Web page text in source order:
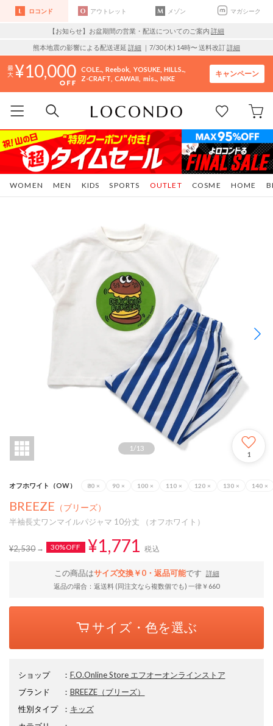
ロコンド アウトレット メゾン マガシーク
【お知らせ】お盆期間の営業・配送についてのご案内 詳細
熊本地震の影響による配送遅延 詳細 ｜7/30 (木) 14時〜 送料改訂詳細
10,000 COLE.. Reebok YOSUKE HILLS..
Z-CRAFT CAWAII mis.. NIKE
キャンペーン
WOMEN MEN KIDS SPORTS COSME HOME
OUTLET
1 /13
1
オフホワイト（OW） 80 × 90 × 100 × 110 × 120 × 130 × 140 ×
BREEZE （ブリーズ）
半袖長丈ワンマイルパジャマ 10分丈 （オフホワイト）
¥2,530 30%OFF ¥1,771 税込
この商品はサイズ交換￥0・返品可能です
詳細
返品の場合：返送料 (同注文なら複数個でも) 一律￥660
サイズ・色を選ぶ
ショップ ： F.O.Online Store エフオーオンラインストア
ブランド
： BREEZE（ブリーズ）
性別タイプ
： キッズ